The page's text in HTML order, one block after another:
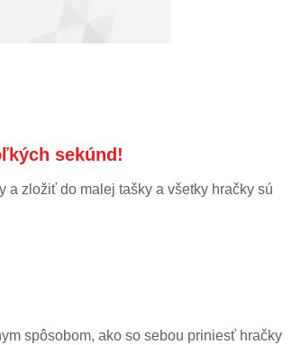
sekúnd!
a zložiť do malej tašky a všetky hračky sú
spôsobom, ako so sebou priniesť hračky